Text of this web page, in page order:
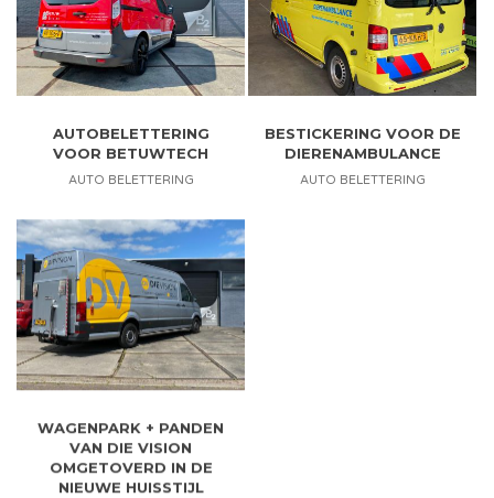
AUTOBELETTERING
VOOR BETUWTECH
AUTO BELETTERING
BESTICKERING VOOR DE
DIERENAMBULANCE
AUTO BELETTERING
WAGENPARK + PANDEN
VAN DIE VISION
OMGETOVERD IN DE
NIEUWE HUISSTIJL